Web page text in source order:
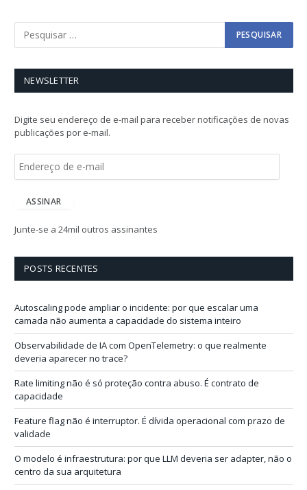
NEWSLETTER
Digite seu endereço de e-mail para receber notificações de novas
publicações por e-mail.
e
ç
i
l
ASSINAR
Junte-se a 24mil outros assinantes
POSTS RECENTES
Autoscaling pode ampliar o incidente: por que escalar uma
camada não aumenta a capacidade do sistema inteiro
Observabilidade de IA com OpenTelemetry: o que realmente
deveria aparecer no trace?
Rate limiting não é só proteção contra abuso. É contrato de
capacidade
Feature flag não é interruptor. É dívida operacional com prazo de
validade
O modelo é infraestrutura: por que LLM deveria ser adapter, não o
centro da sua arquitetura